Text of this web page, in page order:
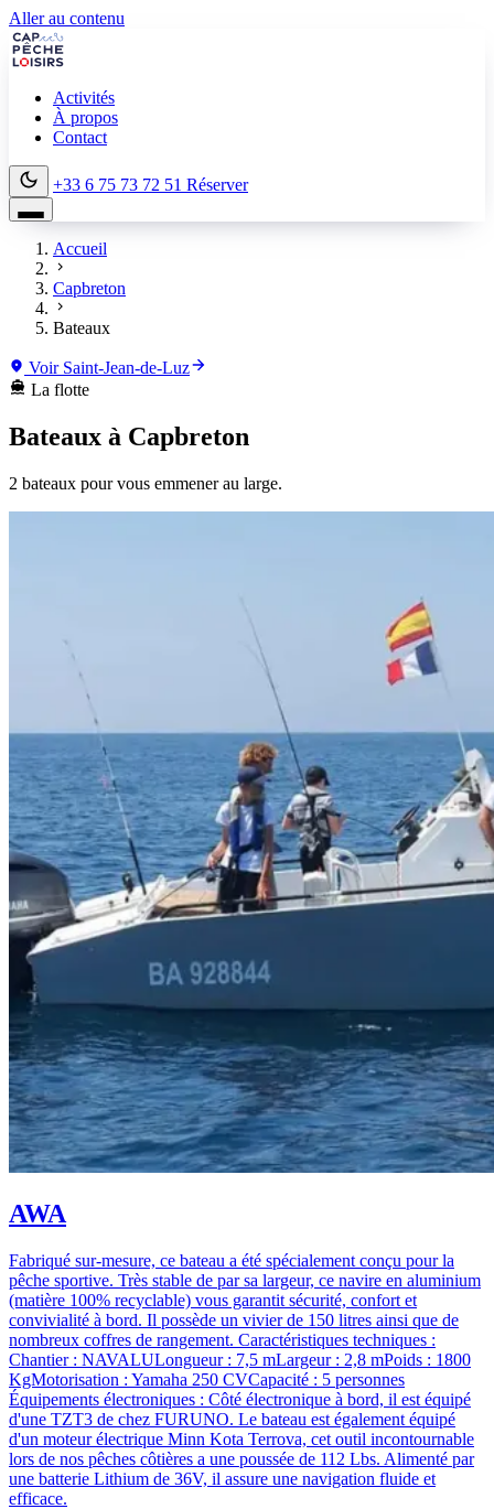
Aller au contenu
Activités
À propos
Contact
+33 6 75 73 72 51 Réserver
Accueil
Capbreton
Bateaux
Voir Saint-Jean-de-Luz
La flotte
Bateaux à Capbreton
2 bateaux pour vous emmener au large.
AWA
Fabriqué sur-mesure, ce bateau a été spécialement conçu pour la
pêche sportive. Très stable de par sa largeur, ce navire en aluminium
(matière 100% recyclable) vous garantit sécurité, confort et
convivialité à bord. Il possède un vivier de 150 litres ainsi que de
nombreux coffres de rangement. Caractéristiques techniques :
Chantier : NAVALULongueur : 7,5 mLargeur : 2,8 mPoids : 1800
KgMotorisation : Yamaha 250 CVCapacité : 5 personnes
Équipements électroniques : Côté électronique à bord, il est équipé
d'une TZT3 de chez FURUNO. Le bateau est également équipé
d'un moteur électrique Minn Kota Terrova, cet outil incontournable
lors de nos pêches côtières a une poussée de 112 Lbs. Alimenté par
une batterie Lithium de 36V, il assure une navigation fluide et
efficace.